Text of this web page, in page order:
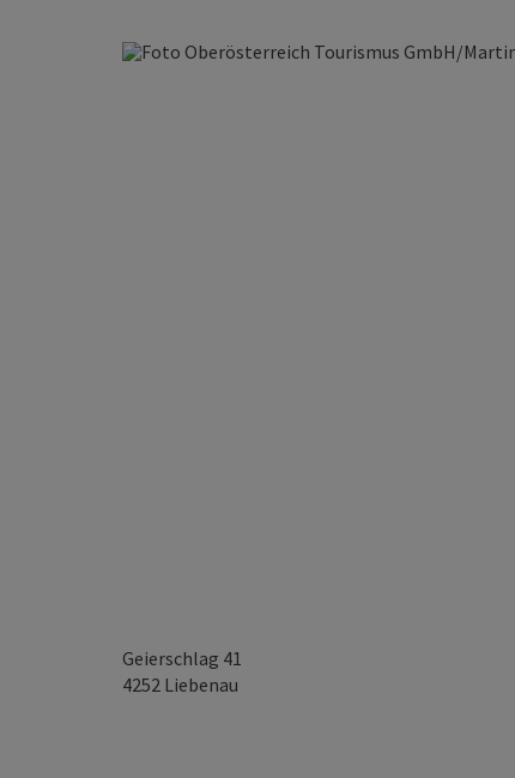
Geierschlag 41
4252 Liebenau